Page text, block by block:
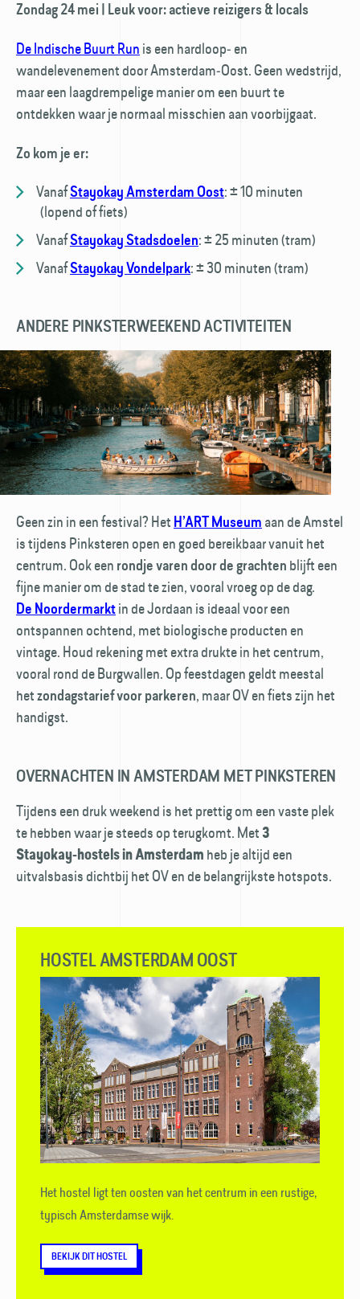
Zondag 24 mei | Leuk voor: actieve reizigers & locals
De Indische Buurt Run is een hardloop‑ en
wandelevenement door Amsterdam‑Oost. Geen wedstrijd,
maar een laagdrempelige manier om een buurt te
ontdekken waar je normaal misschien aan voorbijgaat.
Zo kom je er:
VanafStayokay Amsterdam Oost:± 10 minuten
(lopend of fiets)
VanafStayokay Stadsdoelen:± 25 minuten (tram)
VanafStayokay Vondelpark:± 30 minuten (tram)
ANDERE PINKSTERWEEKEND ACTIVITEITEN
Geen zin in een festival? Het H’ART Museum aan de Amstel
is tijdens Pinksteren open en goed bereikbaar vanuit het
centrum. Ook een rondje varen door de grachten blijft een
fijne manier om de stad te zien, vooral vroeg op de dag.
De Noordermarktin de Jordaan is ideaal voor een
ontspannen ochtend, met biologische producten en
vintage. Houd rekening met extra drukte in het centrum,
vooral rond de Burgwallen. Op feestdagen geldt meestal
hetzondagstarief voor parkeren, maar OV en fiets zijn het
handigst.
OVERNACHTEN IN AMSTERDAM MET PINKSTEREN
Tijdens een druk weekend is het prettig om een vaste plek
te hebben waar je steeds op terugkomt. Met3
Stayokay‑hostels in Amsterdam heb je altijd een
uitvalsbasis dichtbij het OV en de belangrijkste hotspots.
HOSTEL AMSTERDAM OOST
Het hostel ligt ten oosten van het centrum in een rustige,
typisch Amsterdamse wijk.
BEKIJK DIT HOSTEL